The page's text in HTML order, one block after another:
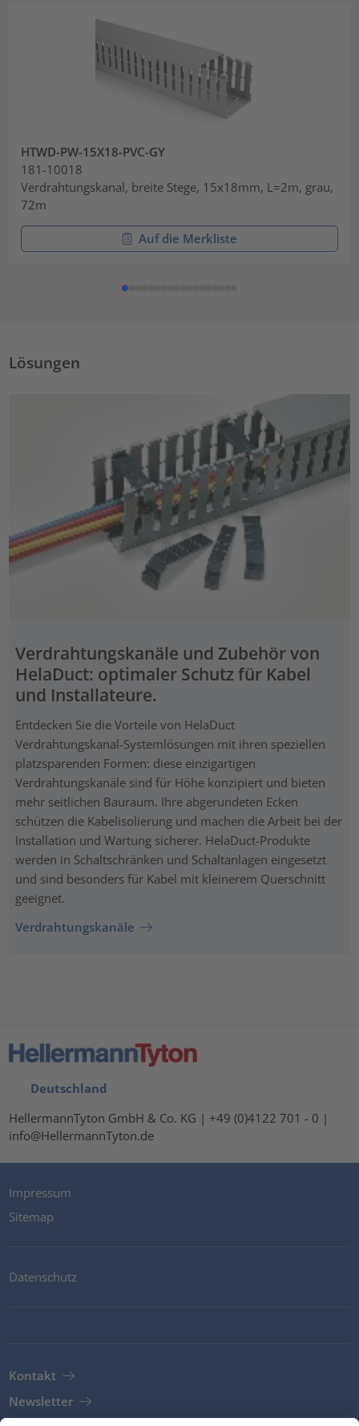
HTWD-PW-15X18-PVC-GY
181-10018
Verdrahtungskanal, breite Stege, 15x18mm, L=2m, grau,
72m
Auf die Merkliste
Lösungen
Verdrahtungskanäle und Zubehör von
HelaDuct: optimaler Schutz für Kabel
und Installateure.
Entdecken Sie die Vorteile von HelaDuct
Verdrahtungskanal-Systemlösungen mit ihren speziellen
platzsparenden Formen: diese einzigartigen
Verdrahtungskanäle sind für Höhe konzipiert und bieten
mehr seitlichen Bauraum. Ihre abgerundeten Ecken
schützen die Kabelisolierung und machen die Arbeit bei der
Installation und Wartung sicherer. HelaDuct-Produkte
werden in Schaltschränken und Schaltanlagen eingesetzt
und sind besonders für Kabel mit kleinerem Querschnitt
geeignet.
Verdrahtungskanäle
Deutschland
HellermannTyton GmbH & Co. KG | +49 (0)4122 701 - 0 |
info@HellermannTyton.de
Impressum
Sitemap
Datenschutz
Kontakt
Newsletter